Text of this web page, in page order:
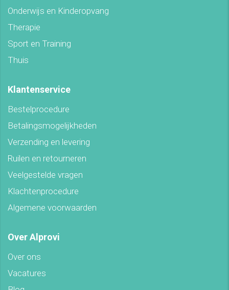
Onderwijs en Kinderopvang
Therapie
Sport en Training
Thuis
Klantenservice
Bestelprocedure
Betalingsmogelijkheden
Verzending en levering
Ruilen en retourneren
Veelgestelde vragen
Klachtenprocedure
Algemene voorwaarden
Over Alprovi
Over ons
Vacatures